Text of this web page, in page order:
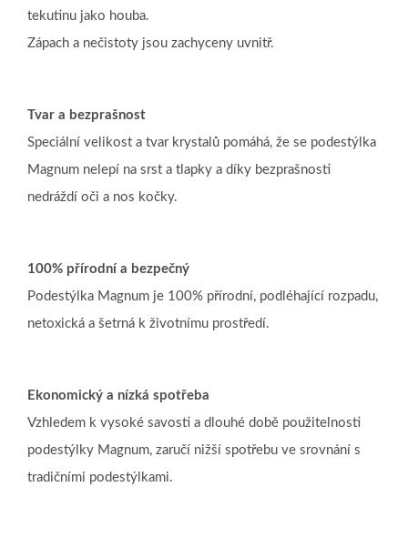
tekutinu jako houba.
Zápach a nečistoty jsou zachyceny uvnitř.
Tvar a bezprašnost
Speciální velikost a tvar krystalů pomáhá, že se podestýlka
Magnum nelepí na srst a tlapky a díky bezprašnosti
nedráždí oči a nos kočky.
100% přírodní a bezpečný
Podestýlka Magnum je 100% přírodní, podléhající rozpadu,
netoxická a šetrná k životnímu prostředí.
Ekonomický a nízká spotřeba
Vzhledem k vysoké savosti a dlouhé době použitelnosti
podestýlky Magnum, zaručí nižší spotřebu ve srovnání s
tradičními podestýlkami.